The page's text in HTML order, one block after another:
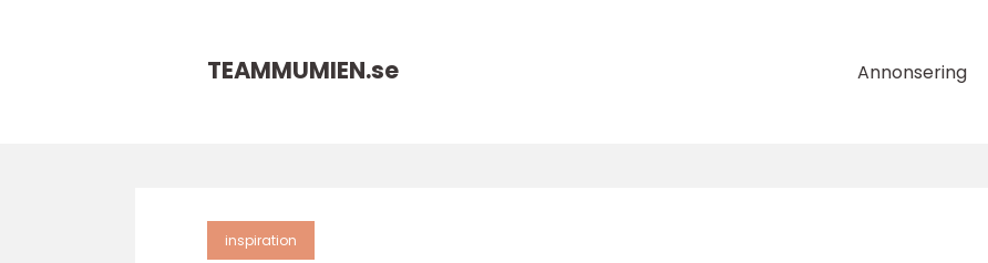
TEAMMUMIEN.se Annonsering
inspiration